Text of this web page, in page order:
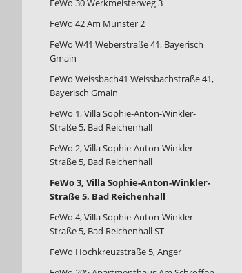
FeWo 30 Werkmeisterweg 3
FeWo 42 Am Münster 2
FeWo W41 Weberstraße 41, Bayerisch
Gmain
FeWo Weissbach41 Weissbachstraße 41,
Bayerisch Gmain
FeWo 1, Villa Sophie-Anton-Winkler-
Straße 5, Bad Reichenhall
FeWo 2, Villa Sophie-Anton-Winkler-
Straße 5, Bad Reichenhall
FeWo 3, Villa Sophie-Anton-Winkler-
Straße 5, Bad Reichenhall
FeWo 4, Villa Sophie-Anton-Winkler-
Straße 5, Bad Reichenhall ST
FeWo Hochkreuzstraße 5, Anger